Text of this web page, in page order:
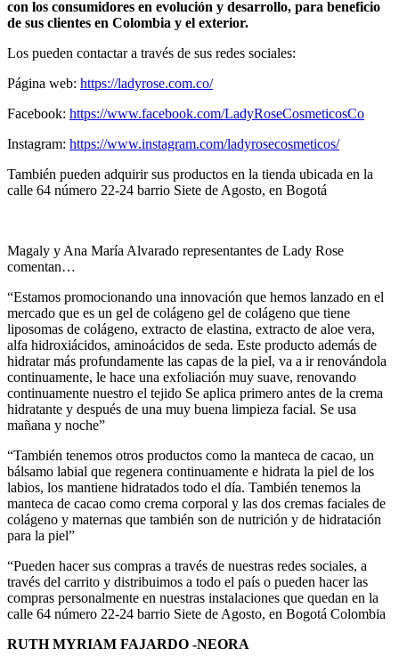
con los consumidores en evolución y desarrollo, para beneficio
de sus clientes en Colombia y el exterior.
Los pueden contactar a través de sus redes sociales:
Página web: https://ladyrose.com.co/
Facebook: https://www.facebook.com/LadyRoseCosmeticosCo
Instagram: https://www.instagram.com/ladyrosecosmeticos/
También pueden adquirir sus productos en la tienda ubicada en la
calle 64 número 22-24 barrio Siete de Agosto, en Bogotá
Magaly y Ana María Alvarado representantes de Lady Rose
comentan…
“Estamos promocionando una innovación que hemos lanzado en el
mercado que es un gel de colágeno gel de colágeno que tiene
liposomas de colágeno, extracto de elastina, extracto de aloe vera,
alfa hidroxiácidos, aminoácidos de seda. Este producto además de
hidratar más profundamente las capas de la piel, va a ir renovándola
continuamente, le hace una exfoliación muy suave, renovando
continuamente nuestro el tejido Se aplica primero antes de la crema
hidratante y después de una muy buena limpieza facial. Se usa
mañana y noche”
“También tenemos otros productos como la manteca de cacao, un
bálsamo labial que regenera continuamente e hidrata la piel de los
labios, los mantiene hidratados todo el día. También tenemos la
manteca de cacao como crema corporal y las dos cremas faciales de
colágeno y maternas que también son de nutrición y de hidratación
para la piel”
“Pueden hacer sus compras a través de nuestras redes sociales, a
través del carrito y distribuimos a todo el país o pueden hacer las
compras personalmente en nuestras instalaciones que quedan en la
calle 64 número 22-24 barrio Siete de Agosto, en Bogotá Colombia
RUTH MYRIAM FAJARDO -NEORA